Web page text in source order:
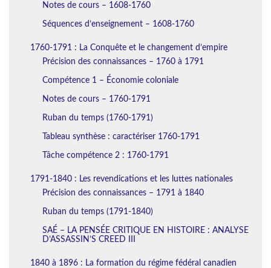
Notes de cours – 1608-1760
Séquences d’enseignement – 1608-1760
1760-1791 : La Conquête et le changement d’empire
Précision des connaissances – 1760 à 1791
Compétence 1 – Économie coloniale
Notes de cours – 1760-1791
Ruban du temps (1760-1791)
Tableau synthèse : caractériser 1760-1791
Tâche compétence 2 : 1760-1791
1791-1840 : Les revendications et les luttes nationales
Précision des connaissances – 1791 à 1840
Ruban du temps (1791-1840)
SAÉ – LA PENSÉE CRITIQUE EN HISTOIRE : ANALYSE
D’ASSASSIN’S CREED III
1840 à 1896 : La formation du régime fédéral canadien